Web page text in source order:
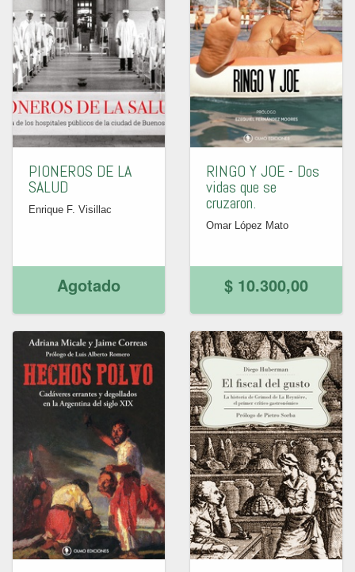
PIONEROS DE LA
SALUD
Enrique F. Visillac
Agotado
RINGO Y JOE - Dos
vidas que se
cruzaron.
Omar López Mato
$ 10.300,00